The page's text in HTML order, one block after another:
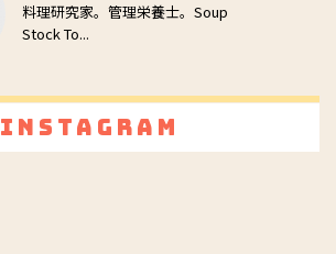
料理研究家。管理栄養士。Soup
Stock To...
Instagram